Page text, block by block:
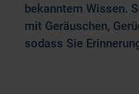
bekanntem Wissen.
mit Geräuschen,
sodass Sie